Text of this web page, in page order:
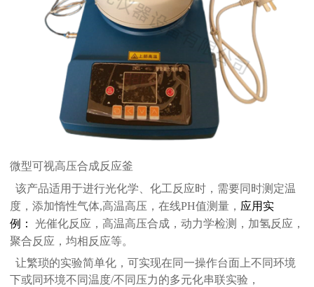
微型可视高压合成反应釜
该产品适用于进行光化学、化工反应时，需要同时测定温
度，添加惰性气体,高温高压，在线PH值测量， 应用实
例：
光催化反应 ，高温高压合成，动力学检测 ， 加氢反应 ，
聚合反应，均相反应等。
让繁琐的实验简单化，可实现在同一操作台面上不同环境
下或同环境不同温度/不同压力的多元化串联实验，